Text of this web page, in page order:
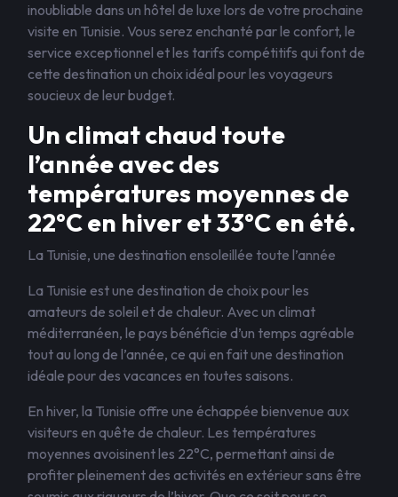
inoubliable dans un hôtel de luxe lors de votre prochaine
visite en Tunisie. Vous serez enchanté par le confort, le
service exceptionnel et les tarifs compétitifs qui font de
cette destination un choix idéal pour les voyageurs
soucieux de leur budget.
Un climat chaud toute
l’année avec des
températures moyennes de
22°C en hiver et 33°C en été.
La Tunisie, une destination ensoleillée toute l’année
La Tunisie est une destination de choix pour les
amateurs de soleil et de chaleur. Avec un climat
méditerranéen, le pays bénéficie d’un temps agréable
tout au long de l’année, ce qui en fait une destination
idéale pour des vacances en toutes saisons.
En hiver, la Tunisie offre une échappée bienvenue aux
visiteurs en quête de chaleur. Les températures
moyennes avoisinent les 22°C, permettant ainsi de
profiter pleinement des activités en extérieur sans être